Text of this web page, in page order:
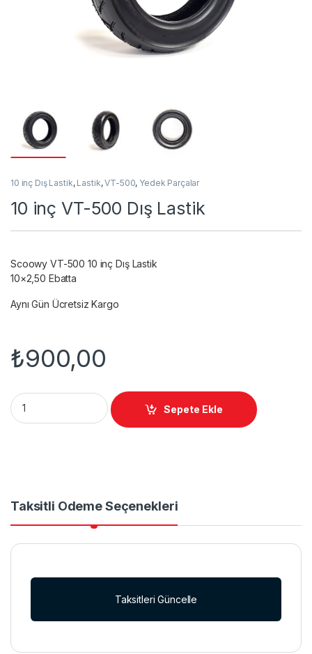
10 inç Dış Lastik, Lastik,VT-500, Yedek Parçalar
10 inç VT-500 Dış Lastik
Scoowy VT-500 10 inç Dış Lastik
10×2,50 Ebatta
Aynı Gün Ücretsiz Kargo
₺900,00
10 inç VT-500 Dış Lastik quantity
Sepete Ekle
Taksitli Ödeme Seçenekleri
Taksitleri Güncelle